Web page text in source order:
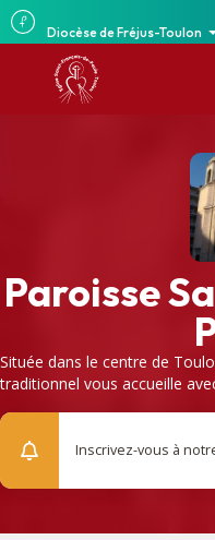
Diocèse de Fréjus-Toulon
Paroisse
Située dans le centre de
traditionnel vous accueille
Inscrivez-vous à